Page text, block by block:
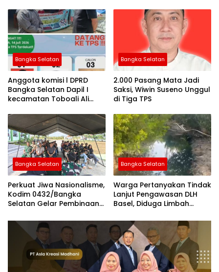
Bangka Selatan
Anggota komisi l DPRD
Bangka Selatan Dapil I
kecamatan Toboali Ali
Pilkades Desa Jeriji
Bangka Selatan
2.000 Pasang Mata Jadi
Saksi, Wiwin Suseno Unggul
di Tiga TPS
Bangka Selatan
Perkuat Jiwa Nasionalisme,
Kodim 0432/Bangka
Selatan Gelar Pembinaan
Bangka Selatan
Warga Pertanyakan Tindak
Lanjut Pengawasan DLH
Basel, Diduga Limbah
Cemari Sungai Desa Pasir
Putih